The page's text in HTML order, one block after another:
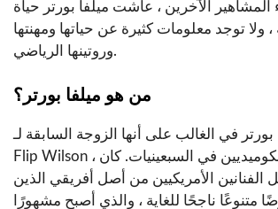
المشاهير الآخرين ، عاشت ميلفا بورتر حياة
، ولا توجد معلومات كثيرة عن حياتها ومهنتها
وروتينها الرياضي.
من هو ميلفا بورتر؟
في الغالب على أنها الزوجة السابقة لـ
Flip Wilson ، من بين أنجح الكوميديين في السبعينيات. كان
الفنانين الأمريكيين من أصل أفريقي الذين
متنوعًا ناجحًا للغاية ، والذي أصبح مشهورًا